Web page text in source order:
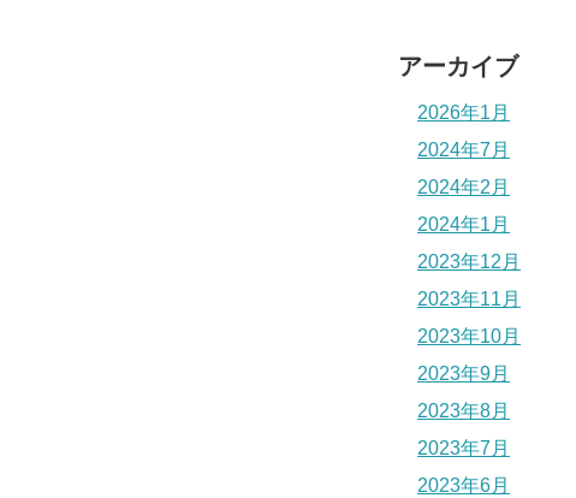
アーカイブ
2026年1月
2024年7月
2024年2月
2024年1月
2023年12月
2023年11月
2023年10月
2023年9月
2023年8月
2023年7月
2023年6月